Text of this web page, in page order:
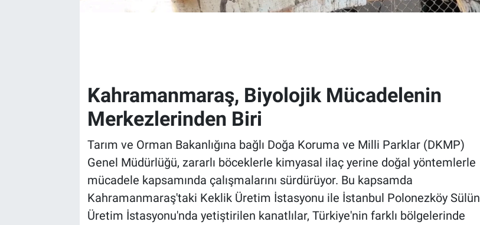
Kahramanmaraş, Biyolojik Mücadelenin
Merkezlerinden Biri
Tarım ve Orman Bakanlığına bağlı Doğa Koruma ve Milli Parklar (DKMP)
Genel Müdürlüğü, zararlı böceklerle kimyasal ilaç yerine doğal yöntemlerle
mücadele kapsamında çalışmalarını sürdürüyor. Bu kapsamda
Kahramanmaraş'taki Keklik Üretim İstasyonu ile İstanbul Polonezköy Sülün
Üretim İstasyonu'nda yetiştirilen kanatlılar, Türkiye'nin farklı bölgelerinde